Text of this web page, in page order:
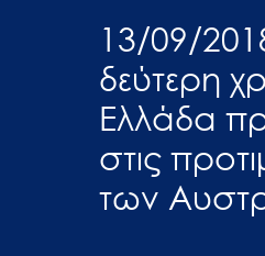
13/09/
δεύτερη
Ελλάδα
στις
των